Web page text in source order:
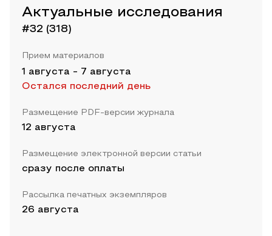
Актуальные исследования
#32 (318)
Прием материалов
1 августа - 7 августа
Остался последний день
Размещение PDF-версии журнала
12 августа
Размещение электронной версии статьи
сразу после оплаты
Рассылка печатных экземпляров
26 августа